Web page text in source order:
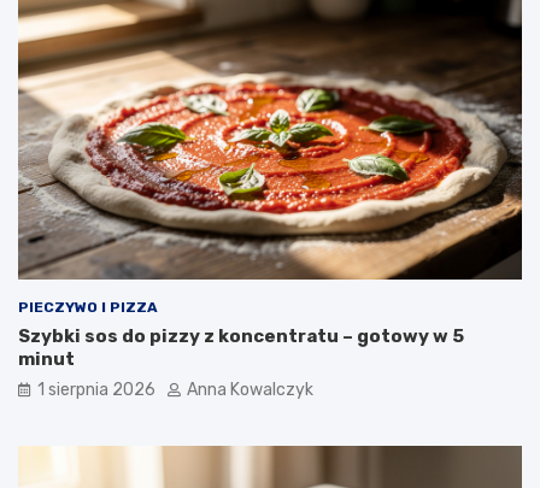
PIECZYWO I PIZZA
Szybki sos do pizzy z koncentratu – gotowy w 5
minut
1 sierpnia 2026 Anna Kowalczyk